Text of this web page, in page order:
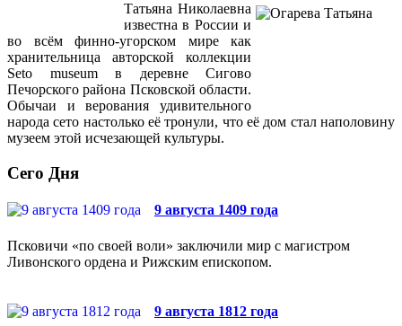
Татьяна Николаевна
известна в России и
во всём финно-угорском мире как
хранительница авторской коллекции
Seto museum в деревне Сигово
Печорского района Псковской области.
Обычаи и верования удивительного
народа сето настолько её тронули, что её дом стал наполовину
музеем этой исчезающей культуры.
Сего Дня
9 августа 1409 года
Псковичи «по своей воли» заключили мир с магистром
Ливонского ордена и Рижским епископом.
9 августа 1812 года